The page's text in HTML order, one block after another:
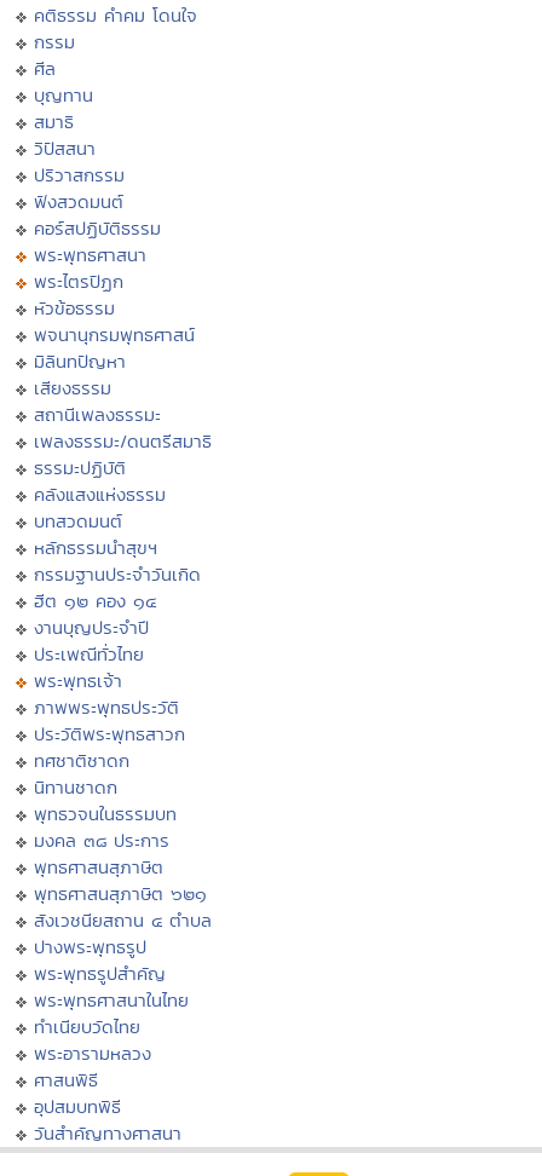
คติธรรม คำคม โดนใจ
กรรม
ศีล
บุญทาน
สมาธิ
วิปัสสนา
ปริวาสกรรม
ฟังสวดมนต์
คอร์สปฏิบัติธรรม
พระพุทธศาสนา
พระไตรปิฏก
หัวข้อธรรม
พจนานุกรมพุทธศาสน์
มิลินทปัญหา
เสียงธรรม
สถานีเพลงธรรมะ
เพลงธรรมะ/ดนตรีสมาธิ
ธรรมะปฏิบัติ
คลังแสงแห่งธรรม
บทสวดมนต์
หลักธรรมนำสุขฯ
กรรมฐานประจำวันเกิด
ฮีต ๑๒ คอง ๑๔
งานบุญประจำปี
ประเพณีทั่วไทย
พระพุทธเจ้า
ภาพพระพุทธประวัติ
ประวัติพระพุทธสาวก
ทศชาติชาดก
นิทานชาดก
พุทธวจนในธรรมบท
มงคล ๓๘ ประการ
พุทธศาสนสุภาษิต
พุทธศาสนสุภาษิต ๖๒๑
สังเวชนียสถาน ๔ ตำบล
ปางพระพุทธรูป
พระพุทธรูปสำคัญ
พระพุทธศาสนาในไทย
ทำเนียบวัดไทย
พระอารามหลวง
ศาสนพิธี
อุปสมบทพิธี
วันสำคัญทางศาสนา